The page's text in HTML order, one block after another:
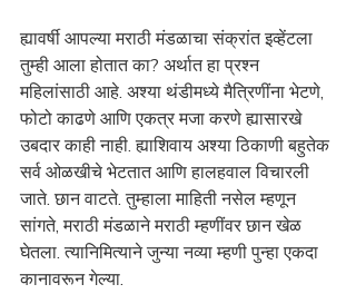
ह्यावर्षी आपल्या मराठी मंडळाचा संक्रांत इव्हेंटला
तुम्ही आला होतात का? अर्थात हा प्रश्न
महिलांसाठी आहे. अश्या थंडीमध्ये मैत्रिणींना भेटणे,
फोटो काढणे आणि एकत्र मजा करणे ह्यासारखे
उबदार काही नाही. ह्याशिवाय अश्या ठिकाणी बहुतेक
सर्व ओळखीचे भेटतात आणि हालहवाल विचारली
जाते. छान वाटते. तुम्हाला माहिती नसेल म्हणून
सांगते, मराठी मंडळाने मराठी म्हणींवर छान खेळ
घेतला. त्यानिमित्याने जुन्या नव्या म्हणी पुन्हा एकदा
कानावरून गेल्या.